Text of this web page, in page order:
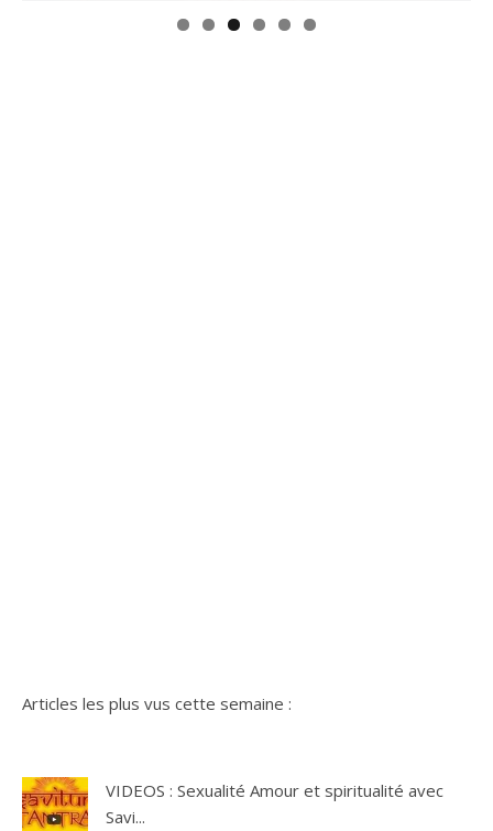
Articles les plus vus cette semaine :
VIDEOS : Sexualité Amour et spiritualité avec
Savi...